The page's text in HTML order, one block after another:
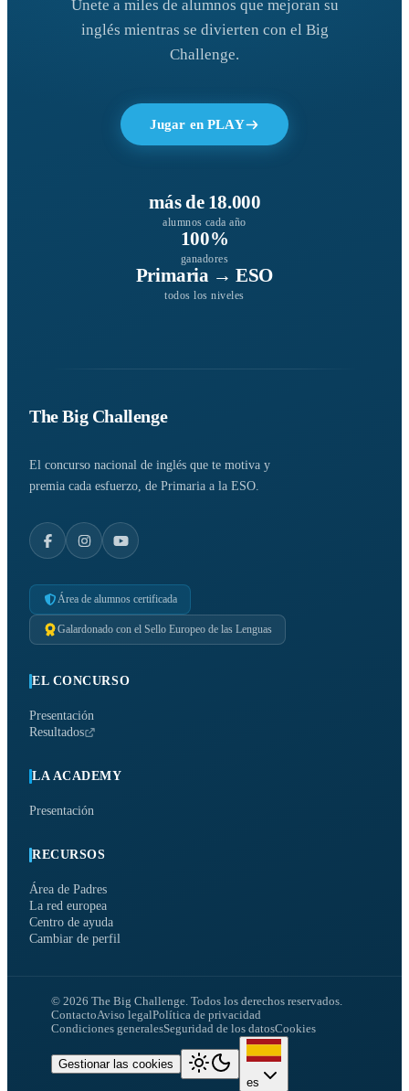
Únete a miles de alumnos que mejoran su
inglés mientras se divierten con el Big
Challenge.
Jugar en PLAY
más de 18.000
alumnos cada año
100%
ganadores
Primaria → ESO
todos los niveles
The Big Challenge
El concurso nacional de inglés que te motiva y
premia cada esfuerzo, de Primaria a la ESO.
Área de alumnos certificada
Galardonado con el Sello Europeo de las Lenguas
EL CONCURSO
Presentación
Resultados
LA ACADEMY
Presentación
RECURSOS
Área de Padres
La red europea
Centro de ayuda
Cambiar de perfil
© 2026 The Big Challenge. Todos los derechos reservados.
ContactoAviso legalPolítica de privacidad
Condiciones generalesSeguridad de los datosCookies
Gestionar las cookies
es